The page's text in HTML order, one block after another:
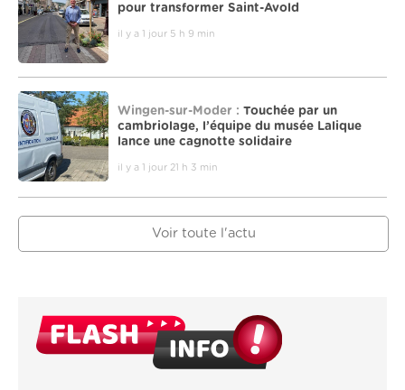
pour transformer Saint-Avold
il y a 1 jour 5 h 9 min
Wingen-sur-Moder : Touchée par un
cambriolage, l’équipe du musée Lalique
lance une cagnotte solidaire
il y a 1 jour 21 h 3 min
Voir toute l'actu